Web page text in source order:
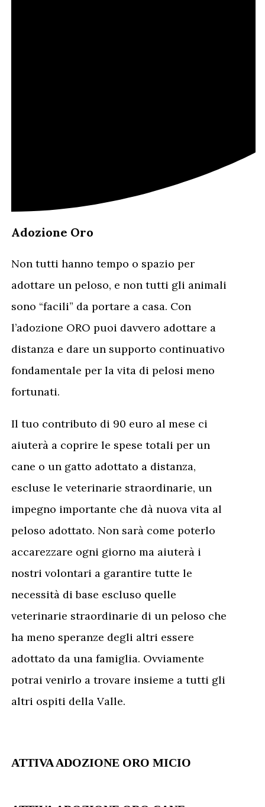
Adozione Oro
Non tutti hanno tempo o spazio per
adottare un peloso, e non tutti gli animali
sono “facili” da portare a casa. Con
l’adozione ORO puoi davvero adottare a
distanza e dare un supporto continuativo
fondamentale per la vita di pelosi meno
fortunati.
Il tuo contributo di 90 euro al mese ci
aiuterà a coprire le spese totali per un
cane o un gatto adottato a distanza,
escluse le veterinarie straordinarie, un
impegno importante che dà nuova vita al
peloso adottato. Non sarà come poterlo
accarezzare ogni giorno ma aiuterà i
nostri volontari a garantire tutte le
necessità di base escluso quelle
veterinarie straordinarie di un peloso che
ha meno speranze degli altri essere
adottato da una famiglia. Ovviamente
potrai venirlo a trovare insieme a tutti gli
altri ospiti della Valle.
ATTIVA ADOZIONE ORO MICIO